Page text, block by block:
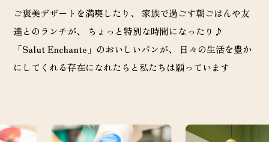
ご褒美デザートを満喫したり、
家族で過ごす朝ごはんや友
達とのランチが、 ちょっと特別な時間になったり♪
「Salut Enchante」のおいしいパンが、 日々の生活を豊か
にしてくれる存在になれたらと私たちは願っています